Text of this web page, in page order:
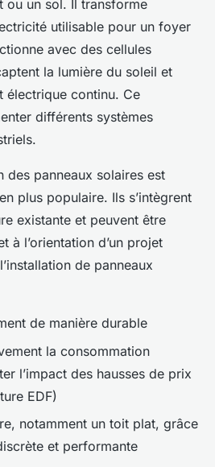
ou un sol. Il transforme
utilisable pour un foyer
avec des cellules
la lumière du soleil et
électrique continu. Ce
différents systèmes
des panneaux solaires est
plus populaire. Ils s’intègrent
existante et peuvent être
à l’orientation d’un projet
de panneaux
de manière durable
la consommation
l’impact des hausses de prix
EDF)
notamment un toit plat, grâce
et performante